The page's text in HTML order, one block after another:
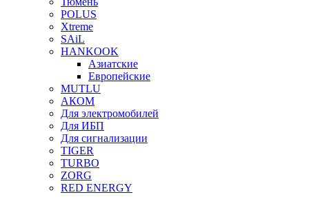
POLUS
Xtreme
SAiL
HANKOOK
Азиатские
Европейские
MUTLU
АКОМ
Для электромобилей
Для ИБП
Для сигнализации
TIGER
TURBO
ZORG
RED ENERGY